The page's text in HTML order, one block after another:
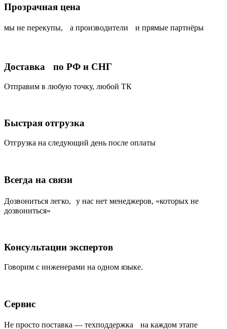
Прозрачная цена
мы не перекупы, а производители и прямые партнёры
Доставка по РФ и СНГ
Отправим в любую точку, любой ТК
Быстрая отгрузка
Отгрузка на следующий день после оплаты
Всегда на связи
Дозвониться легко, у нас нет менеджеров, «которых не
дозвониться»
Консультации экспертов
Говорим с инженерами на одном языке.
Сервис
Не просто поставка — техподдержка на каждом этапе